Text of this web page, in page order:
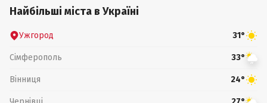
Найбільші міста в Україні
Ужгород 31°
Сімферополь 33°
Вінниця 24°